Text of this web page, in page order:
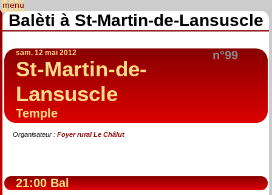
Balèti à St-Martin-de-Lansuscle
n°99
sam. 12 mai 2012
St-Martin-de-
Lansuscle
Temple
Organisateur : Foyer rural Le Châlut
21:00 Bal